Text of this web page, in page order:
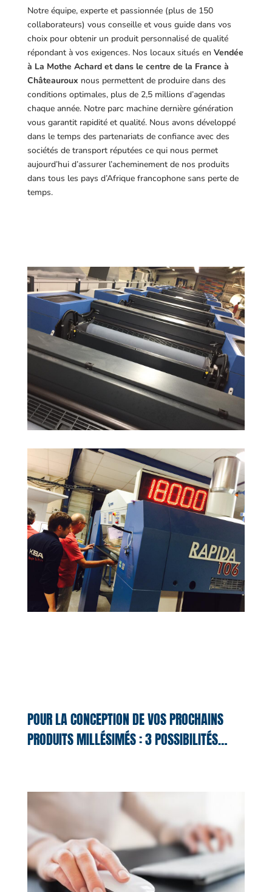
Notre équipe, experte et passionnée (plus de 150
collaborateurs) vous conseille et vous guide dans vos
choix pour obtenir un produit personnalisé de qualité
répondant à vos exigences. Nos locaux situés en Vendée
à La Mothe Achard et dans le centre de la France à
Châteauroux nous permettent de produire dans des
conditions optimales, plus de 2,5 millions d’agendas
chaque année. Notre parc machine dernière génération
vous garantit rapidité et qualité. Nous avons développé
dans le temps des partenariats de confiance avec des
sociétés de transport réputées ce qui nous permet
aujourd’hui d’assurer l’acheminement de nos produits
dans tous les pays d’Afrique francophone sans perte de
temps.
POUR LA CONCEPTION DE VOS PROCHAINS
PRODUITS MILLÉSIMÉS : 3 POSSIBILITÉS…